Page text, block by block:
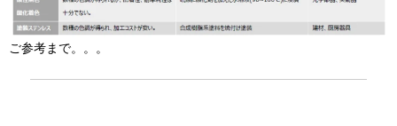
ご参考まで。。。